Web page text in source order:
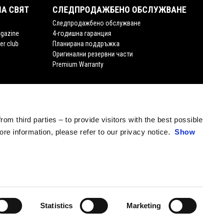
third parties – to provide visitors with the best possible
information, please refer to our privacy notice.Show
Statistics Marketing
СВЯТ
club
СЛЕДПРОДАЖБЕНО ОБСЛУЖВАНЕ
Следпродажбено обслужване
4-годишна гаранция
Планирана поддръжка
Оригинални резервни части
Premium Warranty